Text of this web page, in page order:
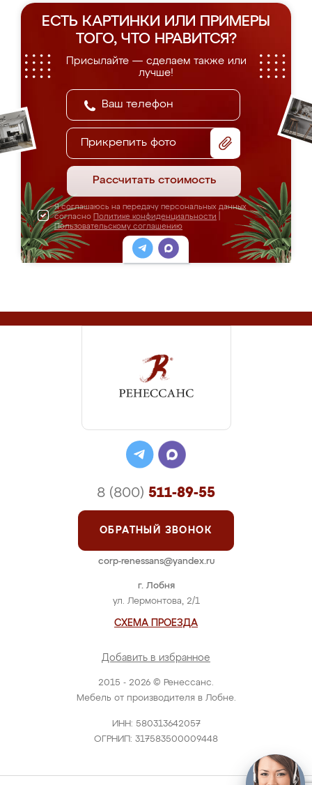
ЕСТЬ КАРТИНКИ ИЛИ ПРИМЕРЫ
ТОГО, ЧТО НРАВИТСЯ?
Присылайте — сделаем также или
лучше!
Прикрепить фото
Рассчитать стоимость
Я соглашаюсь на передачу персональных данных
согласно Политике конфиденциальности
Пользовательскому соглашению
2015 - 2026 © Ренессанс.
Мебель от производителя в Лобне.
ИНН: 580313642057
ОГРНИП: 317583500009448
г. Лобня
ул. Лермонтова, 2/1
СХЕМА ПРОЕЗДА
Добавить в избранное
8 (800) 511-89-55
ОБРАТНЫЙ ЗВОНОК
corp-renessans@yandex.ru